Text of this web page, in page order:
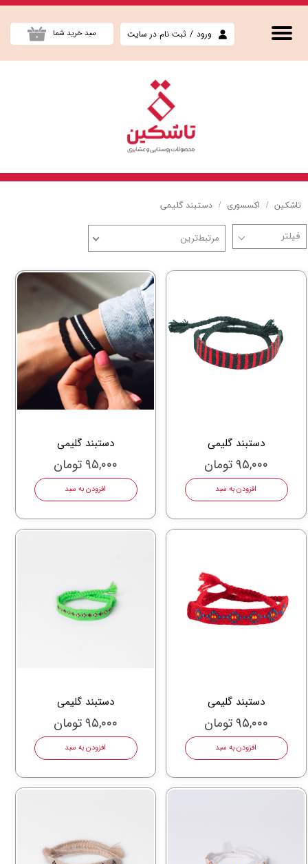
ورود / ثبت نام در سایت
حساب کاربری من
تغییر گذر واژه
خروج از حساب کاربری
۰ سبد خرید شما
تاشکین اکسسوری دستبند گلیمی
مرتبط‌ترین
دستبند گلیمی
۹۵,۰۰۰ تومان
افزودن به سبد
دستبند گلیمی
۹۵,۰۰۰ تومان
افزودن به سبد
دستبند گلیمی
۹۵,۰۰۰ تومان
افزودن به سبد
دستبند گلیمی
۹۵,۰۰۰ تومان
افزودن به سبد